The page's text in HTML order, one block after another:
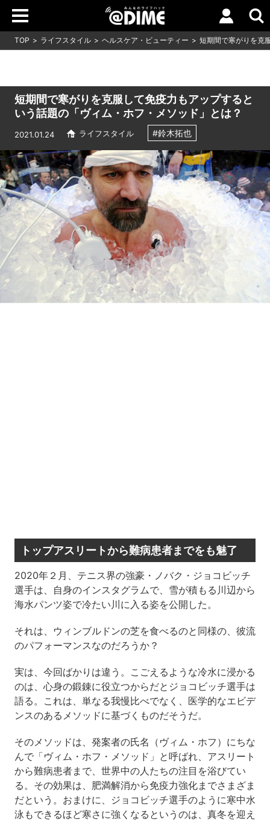
TOP ライフスタイル ヘルスケア・ビューティー 短期間で寒がりを克
短期間で寒がりを克服して免疫力もアップすると
いう話題の「ヴィム・ホフ・メソッド」とは？
2021.01.24 ライフスタイル #鈴木拓也
トップアスリートから難病患者までをも魅了
2020年２月、テニス界の強豪・ノバク・ジョコビッチ
選手は、自身のインスタグラムで、雪が積もる川辺から
海水パンツ姿で冷たい川に入る姿を公開した。
それは、ウィンブルドンの芝を食べるのと同様の、彼流
のパフォーマンスなのだろうか？
実は、今回ばかりは違う。こごえるような冷水に浸かる
のは、心身の鍛錬に役立つからだとジョコビッチ選手は
語る。これは、単なる我慢比べでなく、医学的なエビデ
ンスのあるメソッドに基づくものだそうだ。
そのメソッドは、発案者の氏名（ヴィム・ホフ）にちな
んで「ヴィム・ホフ・メソッド」と呼ばれ、アスリート
から難病患者まで、世界中の人たちの注目を浴びてい
る。その効果は、肥満解消から免疫力強化までさまざま
だという。おまけに、ジョコビッチ選手のように寒中水
泳もできるほど寒さに強くなるというのは、真冬を迎え